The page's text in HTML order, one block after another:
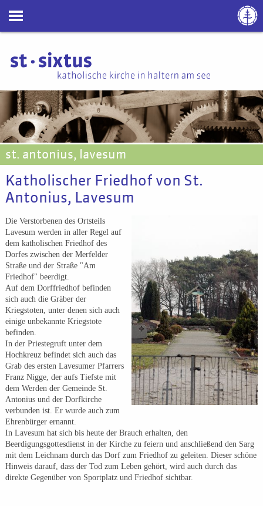
st. antonius, lavesum
Katholischer Friedhof von St.
Antonius, Lavesum
Die Verstorbenen des Ortsteils
Lavesum werden in aller Regel auf
dem katholischen Friedhof des
Dorfes zwischen der Merfelder
Straße und der Straße "Am
Friedhof" beerdigt.
Auf dem Dorffriedhof befinden
sich auch die Gräber der
Kriegstoten, unter denen sich auch
einige unbekannte Kriegstote
befinden.
In der Priestegruft unter dem
Hochkreuz befindet sich auch das
Grab des ersten Lavesumer Pfarrers
Franz Nigge, der aufs Tiefste mit
dem Werden der Gemeinde St.
Antonius und der Dorfkirche
verbunden ist. Er wurde auch zum
Ehrenbürger ernannt.
In Lavesum hat sich bis heute der Brauch erhalten, den
Beerdigungsgottesdienst in der Kirche zu feiern und anschließend den Sarg
mit dem Leichnam durch das Dorf zum Friedhof zu geleiten. Dieser schöne
Hinweis darauf, dass der Tod zum Leben gehört, wird auch durch das
direkte Gegenüber von Sportplatz und Friedhof sichtbar.